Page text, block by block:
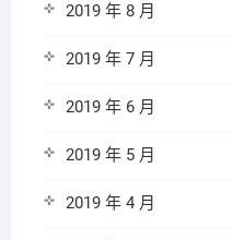
2019 年 8 月
2019 年 7 月
2019 年 6 月
2019 年 5 月
2019 年 4 月